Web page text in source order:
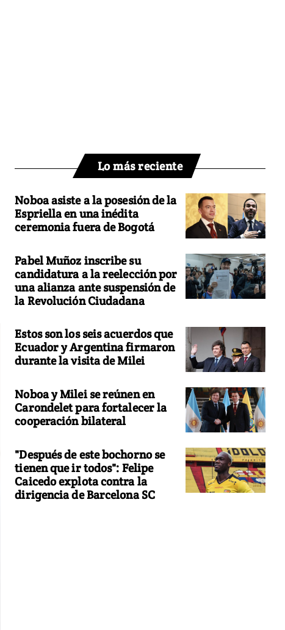
Lo más reciente
Noboa asiste a la posesión de la
Espriella en una inédita
ceremonia fuera de Bogotá
Pabel Muñoz inscribe su
candidatura a la reelección por
una alianza ante suspensión de
la Revolución Ciudadana
Estos son los seis acuerdos que
Ecuador y Argentina firmaron
durante la visita de Milei
Noboa y Milei se reúnen en
Carondelet para fortalecer la
cooperación bilateral
"Después de este bochorno se
tienen que ir todos": Felipe
Caicedo explota contra la
dirigencia de Barcelona SC